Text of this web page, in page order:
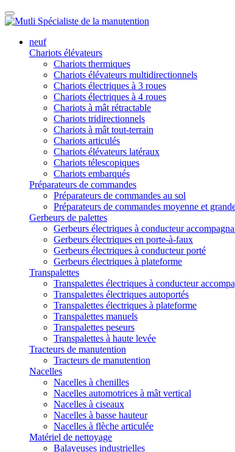
neuf
Chariots élévateurs
Chariots thermiques
Chariots élévateurs multidirectionnels
Chariots électriques à 3 roues
Chariots électriques à 4 roues
Chariots à mât rétractable
Chariots tridirectionnels
Chariots à mât tout-terrain
Chariots articulés
Chariots élévateurs latéraux
Chariots télescopiques
Chariots embarqués
Préparateurs de commandes
Préparateurs de commandes au sol
Préparateurs de commandes moyenne et
Gerbeurs de palettes
Gerbeurs électriques à conducteur
Gerbeurs électriques en porte-à-faux
Gerbeurs électriques à conducteur porté
Gerbeurs électriques à plateforme
Transpalettes
Transpalettes électriques à conducteur
Transpalettes électriques autoportés
Transpalettes électriques à plateforme
Transpalettes manuels
Transpalettes peseurs
Transpalettes à haute levée
Tracteurs de manutention
Tracteurs de manutention
Nacelles
Nacelles à chenilles
Nacelles automotrices à mât vertical
Nacelles à ciseaux
Nacelles à basse hauteur
Nacelles à flèche articulée
Matériel de nettoyage
Balayeuses industrielles